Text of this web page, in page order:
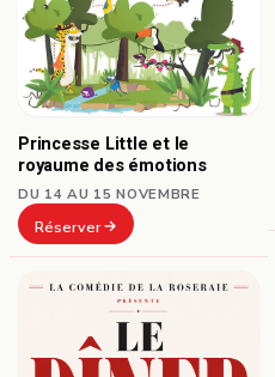
Princesse Little et le
royaume des émotions
DU 14 AU 15 NOVEMBRE
Réserver